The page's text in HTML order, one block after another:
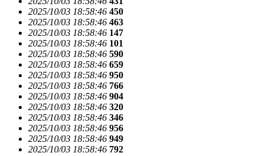
2025/10/03 18:58:46 450
2025/10/03 18:58:46 463
2025/10/03 18:58:46 147
2025/10/03 18:58:46 101
2025/10/03 18:58:46 590
2025/10/03 18:58:46 659
2025/10/03 18:58:46 950
2025/10/03 18:58:46 766
2025/10/03 18:58:46 904
2025/10/03 18:58:46 320
2025/10/03 18:58:46 346
2025/10/03 18:58:46 956
2025/10/03 18:58:46 949
2025/10/03 18:58:46 792